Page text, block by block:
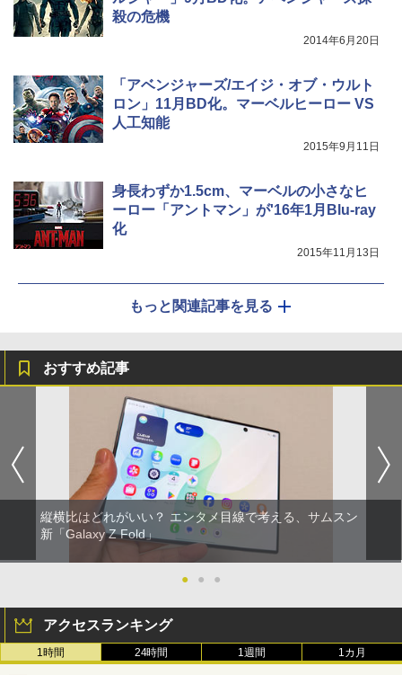
殺の危機
2014年6月20日
「アベンジャーズ/エイジ・オブ・ウルト
ロン」11月BD化。マーベルヒーロー VS
人工知能
2015年9月11日
身長わずか1.5cm、マーベルの小さなヒ
ーロー「アントマン」が'16年1月Blu-ray
化
2015年11月13日
もっと関連記事を見る
おすすめ記事
縦横比はどれがいい？ エンタメ目線で考える、サムスン
新「Galaxy Z Fold」
● ● ●
アクセスランキング
1時間 24時間 1週間 1カ月